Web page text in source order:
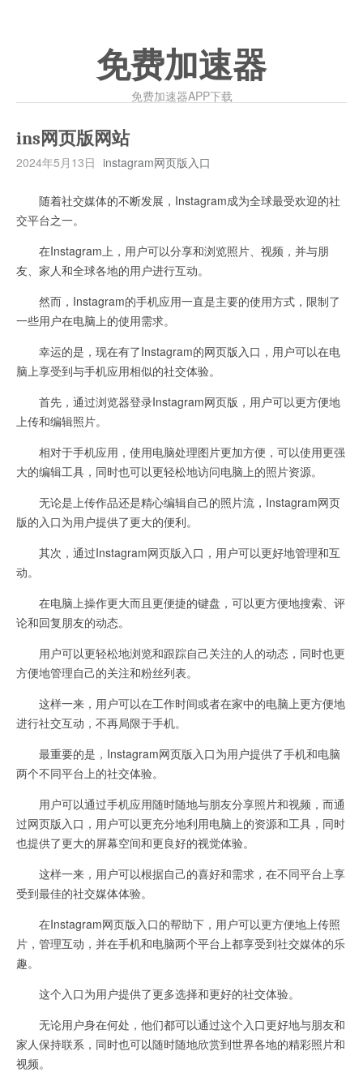
免费加速器
免费加速器APP下载
ins网页版网站
2024年5月13日 instagram网页版入口
随着社交媒体的不断发展，Instagram成为全球最受欢迎的社
交平台之一。
在Instagram上，用户可以分享和浏览照片、视频，并与朋
友、家人和全球各地的用户进行互动。
然而，Instagram的手机应用一直是主要的使用方式，限制了
一些用户在电脑上的使用需求。
幸运的是，现在有了Instagram的网页版入口，用户可以在电
脑上享受到与手机应用相似的社交体验。
首先，通过浏览器登录Instagram网页版，用户可以更方便地
上传和编辑照片。
相对于手机应用，使用电脑处理图片更加方便，可以使用更强
大的编辑工具，同时也可以更轻松地访问电脑上的照片资源。
无论是上传作品还是精心编辑自己的照片流，Instagram网页
版的入口为用户提供了更大的便利。
其次，通过Instagram网页版入口，用户可以更好地管理和互
动。
在电脑上操作更大而且更便捷的键盘，可以更方便地搜索、评
论和回复朋友的动态。
用户可以更轻松地浏览和跟踪自己关注的人的动态，同时也更
方便地管理自己的关注和粉丝列表。
这样一来，用户可以在工作时间或者在家中的电脑上更方便地
进行社交互动，不再局限于手机。
最重要的是，Instagram网页版入口为用户提供了手机和电脑
两个不同平台上的社交体验。
用户可以通过手机应用随时随地与朋友分享照片和视频，而通
过网页版入口，用户可以更充分地利用电脑上的资源和工具，同时
也提供了更大的屏幕空间和更良好的视觉体验。
这样一来，用户可以根据自己的喜好和需求，在不同平台上享
受到最佳的社交媒体体验。
在Instagram网页版入口的帮助下，用户可以更方便地上传照
片，管理互动，并在手机和电脑两个平台上都享受到社交媒体的乐
趣。
这个入口为用户提供了更多选择和更好的社交体验。
无论用户身在何处，他们都可以通过这个入口更好地与朋友和
家人保持联系，同时也可以随时随地欣赏到世界各地的精彩照片和
视频。